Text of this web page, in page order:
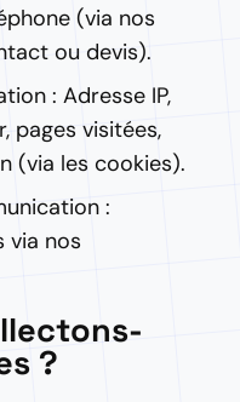
(via nos
ou devis).
: Adresse IP,
pages visitées,
(via les cookies).
:
via nos
?